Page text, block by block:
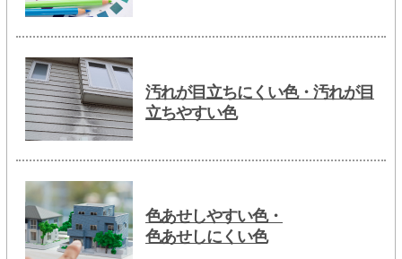
汚れが目立ちにくい色・汚れが目
立ちやすい色
色あせしやすい色・
色あせしにくい色